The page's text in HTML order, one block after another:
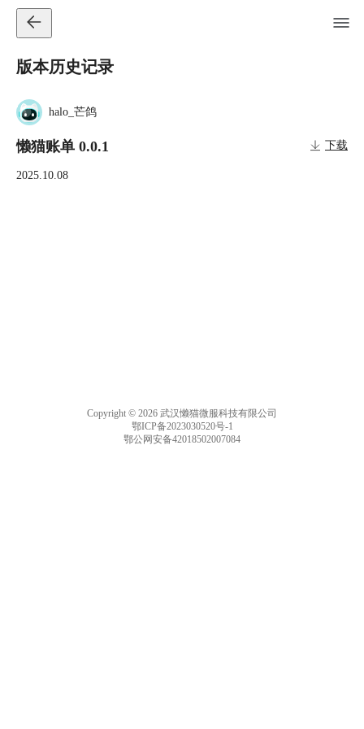
版本历史记录
halo_芒鸽
懒猫账单 0.0.1 下载
2025.10.08
Copyright © 2026 武汉懒猫微服科技有限公司
鄂ICP备2023030520号-1
鄂公网安备42018502007084